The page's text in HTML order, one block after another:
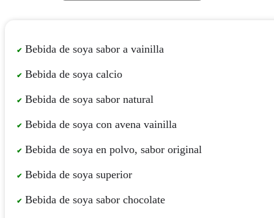
Bebida de soya sabor a vainilla
Bebida de soya calcio
Bebida de soya sabor natural
Bebida de soya con avena vainilla
Bebida de soya en polvo, sabor original
Bebida de soya superior
Bebida de soya sabor chocolate